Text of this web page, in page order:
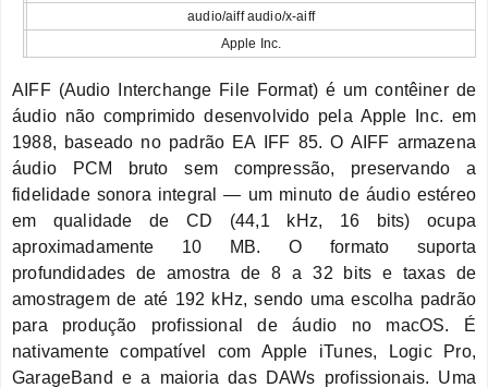
audio/aiff audio/x-aiff
Apple Inc.
AIFF (Audio Interchange File Format) é um contêiner de
áudio não comprimido desenvolvido pela Apple Inc. em
1988, baseado no padrão EA IFF 85. O AIFF armazena
áudio PCM bruto sem compressão, preservando a
fidelidade sonora integral — um minuto de áudio estéreo
em qualidade de CD (44,1 kHz, 16 bits) ocupa
aproximadamente 10 MB. O formato suporta
profundidades de amostra de 8 a 32 bits e taxas de
amostragem de até 192 kHz, sendo uma escolha padrão
para produção profissional de áudio no macOS. É
nativamente compatível com Apple iTunes, Logic Pro,
GarageBand e a maioria das DAWs profissionais. Uma